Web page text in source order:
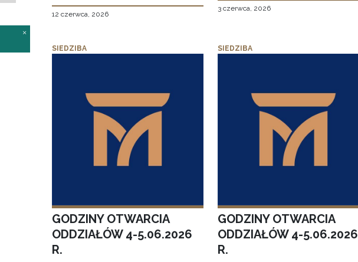
12 czerwca, 2026
3 czerwca, 2026
SIEDZIBA
GODZINY OTWARCIA
ODDZIAŁÓW 4-5.06.2026
R.
SIEDZIBA
GODZINY OTWARCIA
ODDZIAŁÓW 4-5.06.2026
R.